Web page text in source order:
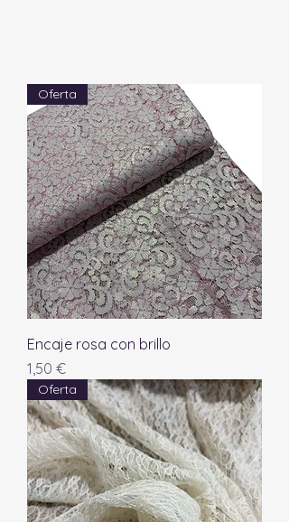
Oferta
Encaje rosa con brillo
Precio
1,50 €
Oferta